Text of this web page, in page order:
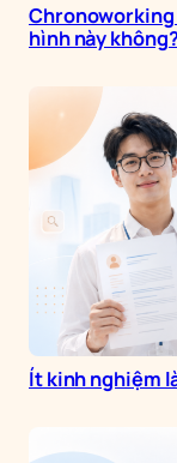
Chronoworking
hình này
Ít kinh nghiệm